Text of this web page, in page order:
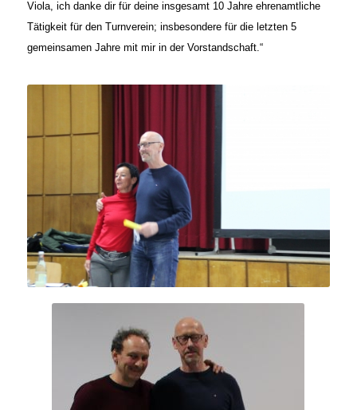
Viola, ich danke dir für deine insgesamt 10 Jahre ehrenamtliche
Tätigkeit für den Turnverein; insbesondere für die letzten 5
gemeinsamen Jahre mit mir in der Vorstandschaft.“